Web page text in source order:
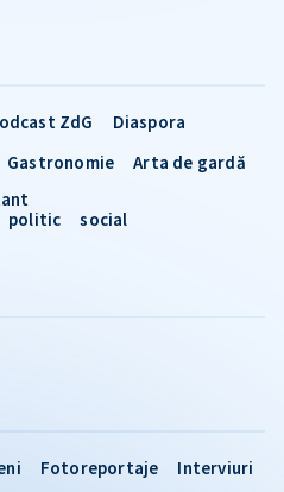
Fotoreportaje
Interviuri
ZdG
Diaspora
Gastronomie
Arta de gardă
politic social